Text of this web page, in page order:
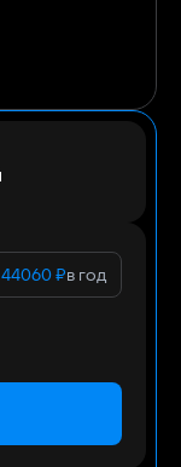
44060₽в год